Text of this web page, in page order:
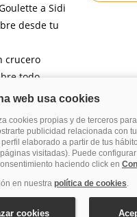
a Sidi
desde tu
crucero
todo
pensada
Política de cookies
– Guía de cruceros. Todos los